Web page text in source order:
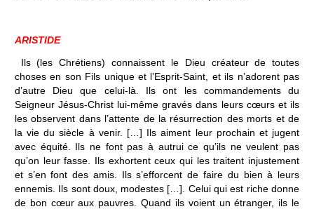
ARISTIDE
Ils (les Chrétiens) connaissent le Dieu créateur de toutes
choses en son Fils unique et l’Esprit-Saint, et ils n’adorent pas
d’autre Dieu que celui-là. Ils ont les commandements du
Seigneur Jésus-Christ lui-même gravés dans leurs cœurs et ils
les observent dans l’attente de la résurrection des morts et de
la vie du siècle à venir. […] Ils aiment leur prochain et jugent
avec équité. Ils ne font pas à autrui ce qu’ils ne veulent pas
qu’on leur fasse. Ils exhortent ceux qui les traitent injustement
et s’en font des amis. Ils s’efforcent de faire du bien à leurs
ennemis. Ils sont doux, modestes […]. Celui qui est riche donne
de bon cœur aux pauvres. Quand ils voient un étranger, ils le